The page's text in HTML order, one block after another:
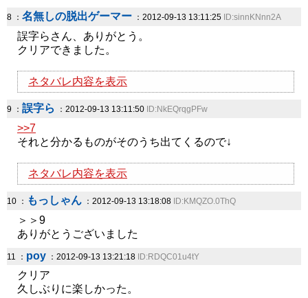
8 ： 名無しの脱出ゲーマー ：2012-09-13 13:11:25 ID:sinnKNnn2A
誤字らさん、ありがとう。
クリアできました。
ネタバレ内容を表示
9 ： 誤字ら ：2012-09-13 13:11:50 ID:NkEQrqgPFw
>>7
それと分かるものがそのうち出てくるので↓
ネタバレ内容を表示
10 ： もっしゃん ：2012-09-13 13:18:08 ID:KMQZO.0ThQ
＞＞9
ありがとうございました
11 ： poy ：2012-09-13 13:21:18 ID:RDQC01u4tY
クリア
久しぶりに楽しかった。